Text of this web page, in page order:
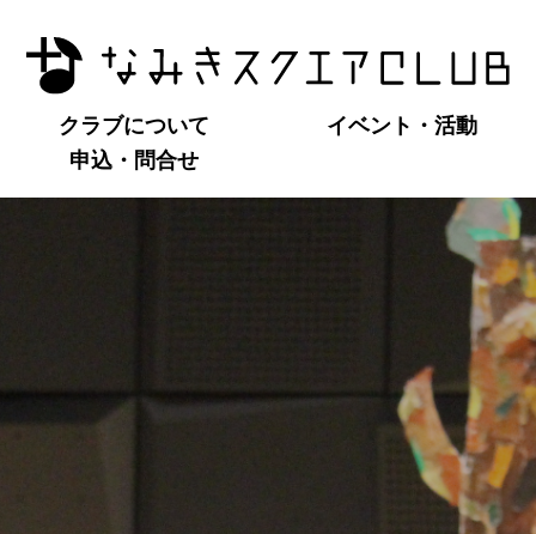
クラブについて
イベント・活動
申込・問合せ